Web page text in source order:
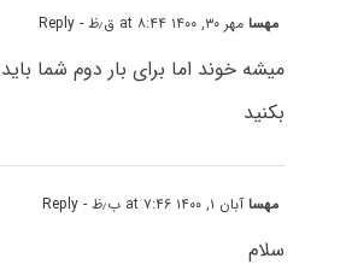
مهسامهر ۳۰, ۱۴۰۰ at ۸:۴۴ ق٫ظ - Reply
میشه خوند اما برای بار دوم شما
بکنید
مهساآبان ۱, ۱۴۰۰ at ۷:۴۶ ب٫ظ - Reply
سلام